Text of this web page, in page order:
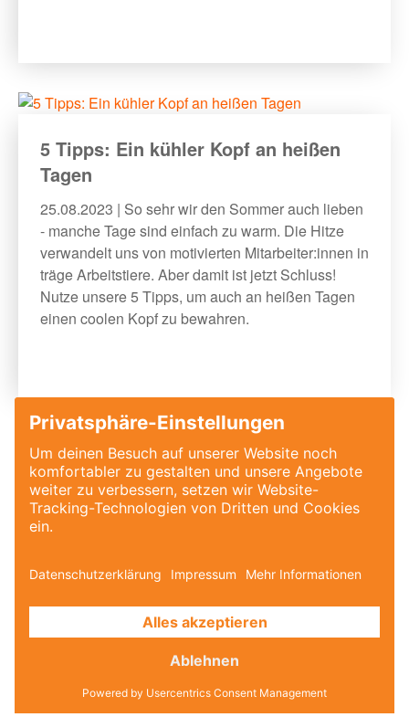
5 Tipps: Ein kühler Kopf an heißen
Tagen
25.08.2023 | So sehr wir den Sommer auch lieben
- manche Tage sind einfach zu warm. Die Hitze
verwandelt uns von motivierten Mitarbeiter:innen in
träge Arbeitstiere. Aber damit ist jetzt Schluss!
Nutze unsere 5 Tipps, um auch an heißen Tagen
einen coolen Kopf zu bewahren.